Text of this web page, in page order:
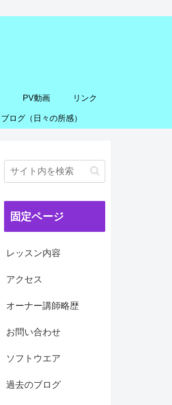
PV動画 リンク
ブログ（日々の所感）
固定ページ
レッスン内容
アクセス
オーナー講師略歴
お問い合わせ
ソフトウエア
過去のブログ